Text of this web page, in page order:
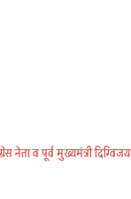
नेता व पूर्व मुख्यमंत्री